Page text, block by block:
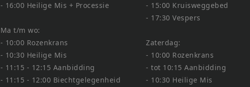
- 16:00 Heilige Mis + Processie
Ma t/m wo:
- 10:00 Rozenkrans
- 10:30 Heilige Mis
- 11:15 - 12:15 Aanbidding
- 11:15 - 12:00 Biechtgelegenheid
- 15:00 Kruisweggebed
- 17:30 Vespers
Zaterdag:
- 10:00 Rozenkrans
- tot 10:15 Aanbidding
- 10:30 Heilige Mis